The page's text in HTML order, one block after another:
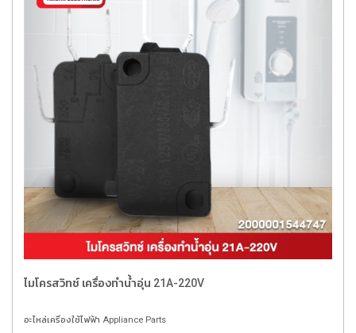
ไมโครสวิทช์ เครื่องทำน้ำอุ่น 21A-220V
อะไหล่เครื่องใช้ไฟฟ้า Appliance Parts